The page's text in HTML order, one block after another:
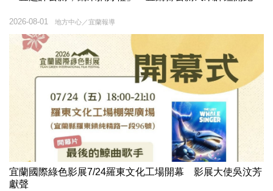
地方中心／宜蘭報導
2026-08-01
宜蘭國際綠色影展7/24羅東文化工場開幕 影展大使吳汶芳
獻聲